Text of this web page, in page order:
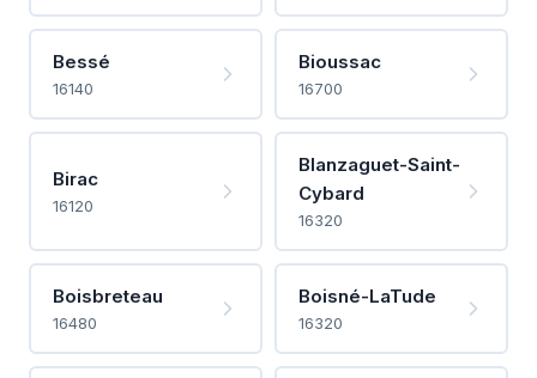
Bessé
16140
Bioussac
16700
Birac
16120
Blanzaguet-Saint-
Cybard
16320
Boisbreteau
16480
Boisné-LaTude
16320